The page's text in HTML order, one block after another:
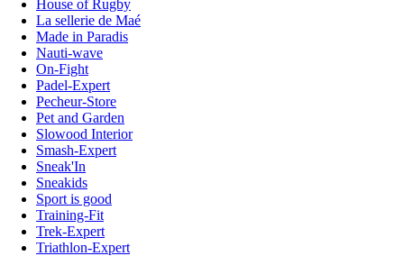
House of Rugby
La sellerie de Maé
Made in Paradis
Nauti-wave
On-Fight
Padel-Expert
Pecheur-Store
Pet and Garden
Slowood Interior
Smash-Expert
Sneak'In
Sneakids
Sport is good
Training-Fit
Trek-Expert
Triathlon-Expert